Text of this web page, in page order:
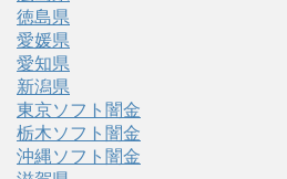
徳島県
愛媛県
愛知県
新潟県
東京ソフト闇金
栃木ソフト闇金
沖縄ソフト闇金